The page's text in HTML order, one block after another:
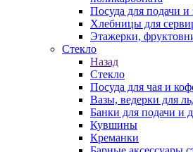
Посуда для подачи и
Хлебницы для
Этажерки,
Стекло
Назад
Стекло
Посуда для чая и
Вазы, ведерки для
Банки для подачи и
Кувшины
Креманки